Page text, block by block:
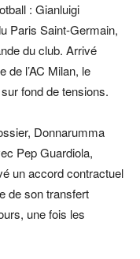
: Gianluigi
Paris Saint-Germain,
du club. Arrivé
de l’AC Milan, le
fond de tensions.
Donnarumma
Pep Guardiola,
un accord contractuel
de son transfert
une fois les